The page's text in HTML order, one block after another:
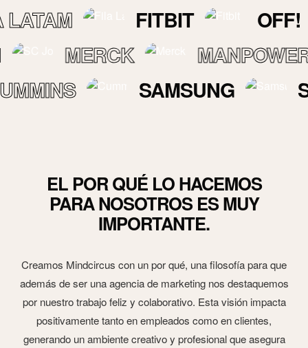
FITBIT
OFF!
MERCK
MANPOWER
SAMSUNG
EL POR QUÉ LO HACEMOS
PARA NOSOTROS ES MUY
IMPORTANTE.
Creamos Mindcircus con un por qué, una filosofía para que
además de ser una agencia de marketing nos destaquemos
por nuestro trabajo feliz y colaborativo. Esta visión impacta
positivamente tanto en empleados como en clientes,
generando un ambiente creativo y profesional que asegura